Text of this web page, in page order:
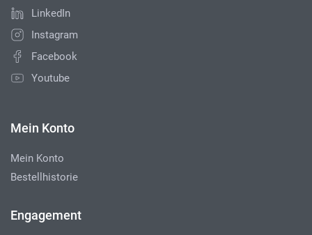
LinkedIn
Instagram
Facebook
Youtube
Mein Konto
Mein Konto
Bestellhistorie
Engagement